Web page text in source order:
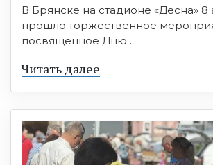
В Брянске на стадионе «Десна» 8
прошло торжественное
посвященное Дню ...
Читать далее